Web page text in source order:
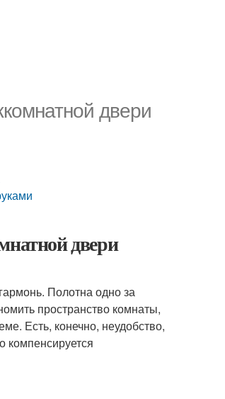
двери
двери
Полотна одно за
пространство комнаты,
Есть, конечно, неудобство,
компенсируется